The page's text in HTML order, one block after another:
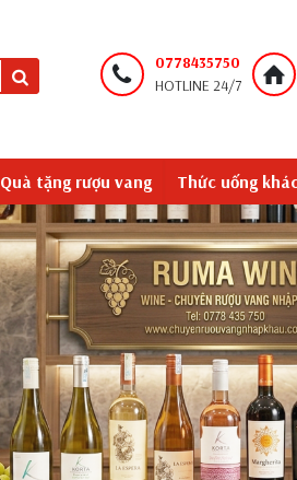
0778435750
HOTLINE 24/7
Quà tặng rượu vang Thức uống